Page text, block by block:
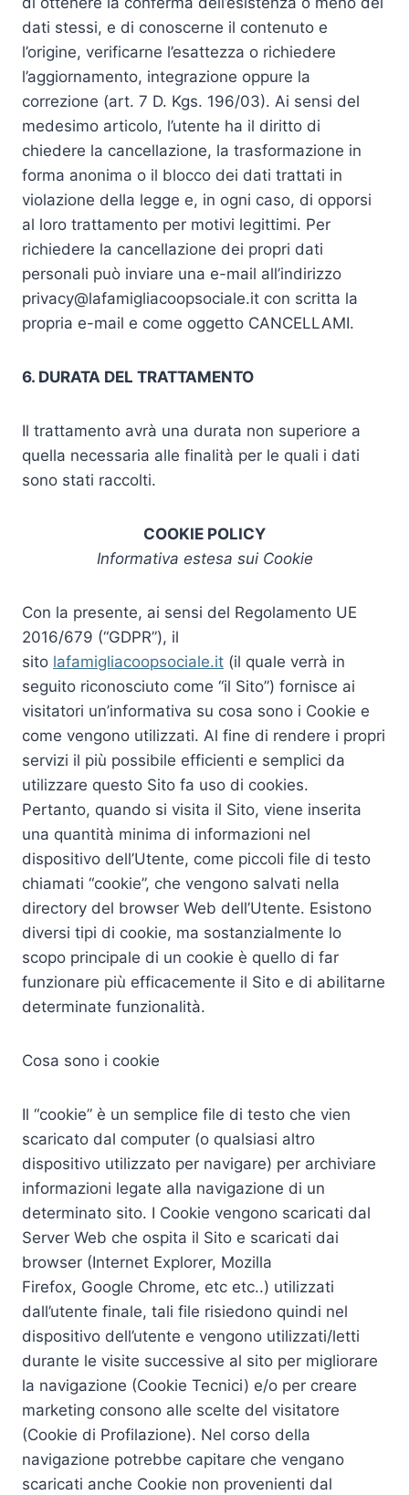
dati stessi, e di conoscerne il contenuto e
l’origine, verificarne l’esattezza o richiedere
l’aggiornamento, integrazione oppure la
correzione (art. 7 D. Kgs. 196/03). Ai sensi del
medesimo articolo, l’utente ha il diritto di
chiedere la cancellazione, la trasformazione in
forma anonima o il blocco dei dati trattati in
violazione della legge e, in ogni caso, di opporsi
al loro trattamento per motivi legittimi. Per
richiedere la cancellazione dei propri dati
personali può inviare una e-mail all’indirizzo
privacy@lafamigliacoopsociale.it con scritta la
propria e-mail e come oggetto CANCELLAMI.
6. DURATA DEL TRATTAMENTO
Il trattamento avrà una durata non superiore a
quella necessaria alle finalità per le quali i dati
sono stati raccolti.
COOKIE POLICY
Informativa estesa sui Cookie
Con la presente, ai sensi del Regolamento UE
2016/679 (“GDPR”), il
sito lafamigliacoopsociale.it (il quale verrà in
seguito riconosciuto come “il Sito”) fornisce ai
visitatori un’informativa su cosa sono i Cookie e
come vengono utilizzati. Al fine di rendere i propri
servizi il più possibile efficienti e semplici da
utilizzare questo Sito fa uso di cookies.
Pertanto, quando si visita il Sito, viene inserita
una quantità minima di informazioni nel
dispositivo dell’Utente, come piccoli file di testo
chiamati “cookie”, che vengono salvati nella
directory del browser Web dell’Utente. Esistono
diversi tipi di cookie, ma sostanzialmente lo
scopo principale di un cookie è quello di far
funzionare più efficacemente il Sito e di abilitarne
determinate funzionalità.
Cosa sono i cookie
Il “cookie” è un semplice file di testo che vien
scaricato dal computer (o qualsiasi altro
dispositivo utilizzato per navigare) per archiviare
informazioni legate alla navigazione di un
determinato sito. I Cookie vengono scaricati dal
Server Web che ospita il Sito e scaricati dai
browser (Internet Explorer, Mozilla
Firefox, Google Chrome, etc etc..) utilizzati
dall’utente finale, tali file risiedono quindi nel
dispositivo dell’utente e vengono utilizzati/letti
durante le visite successive al sito per migliorare
la navigazione (Cookie Tecnici) e/o per creare
marketing consono alle scelte del visitatore
(Cookie di Profilazione). Nel corso della
navigazione potrebbe capitare che vengano
scaricati anche Cookie non provenienti dal